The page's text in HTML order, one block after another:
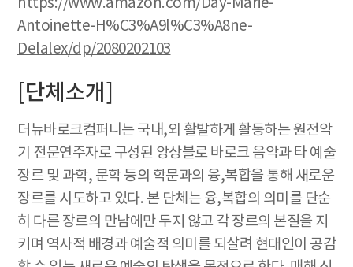
https://www.amazon.com/Day-Marie-
Antoinette-H%C3%A9l%C3%A8ne-
Delalex/dp/2080202103
[단체소개]
더뉴바로크컴퍼니는 국내,외 활발하게 활동하는 원전악
기 전문연주자로 구성된 앙상블로 바로크 음악과 타 예술
장르 및 과학, 문학 등의 학문과의 융,복합을 통해 새로운
장르를 시도하고 있다. 본 단체는 융,복합의 의미를 단순
히 다른 장르의 만남에만 두지 않고 각 장르의 본질을 지
키며 역사적 배경과 예술적 의미를 되살려 현대인이 공감